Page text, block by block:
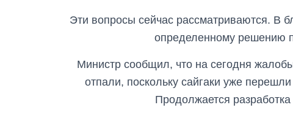
Эти вопросы сейчас рассматриваются. В
определенному решению
Министр сообщил, что на сегодня
отпали, поскольку сайгаки уже
Продолжается